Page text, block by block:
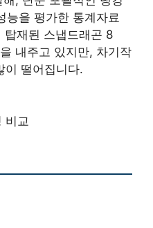
능을 평가한 통계자료
탑재된 스냅드래곤 8
내주고 있지만, 차기작
이 떨어집니다.
비교